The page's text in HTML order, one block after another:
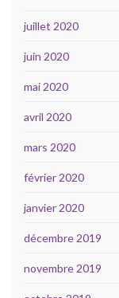
juillet 2020
juin 2020
mai 2020
avril 2020
mars 2020
février 2020
janvier 2020
décembre 2019
novembre 2019